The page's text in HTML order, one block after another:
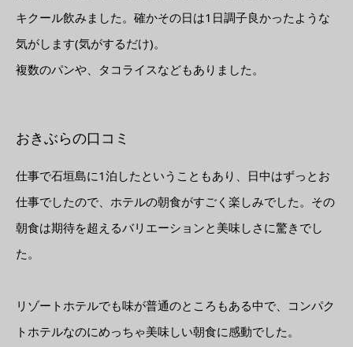
キクール飲みました。確かその日は1日調子良かったような
気がします(気がするだけ)。
複数のパンや、タコライスなどもありました。
おきぶらの口コミ
仕事で石垣島に1泊したということもあり、日中はずっとお
仕事でしたので、ホテルの朝食がすごく楽しみでした。その
朝食は期待を超えるバリエーションと美味しさに驚きでし
た。
リゾートホテルでも味が普通のところもある中で、コンパク
トホテルなのにめっちゃ美味しい朝食に感動でした。